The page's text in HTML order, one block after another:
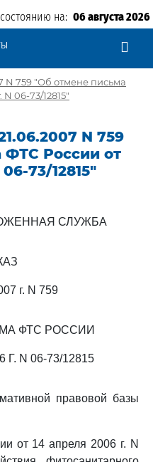
на: 06 августа 2026
N 759 "Об отмене письма
06-73/12815"
N 759
России от
73/12815"
СЛУЖБА
г. N 759
ФТС РОССИИ
N 06-73/12815
правовой базы
от 14 апреля 2006 г. N